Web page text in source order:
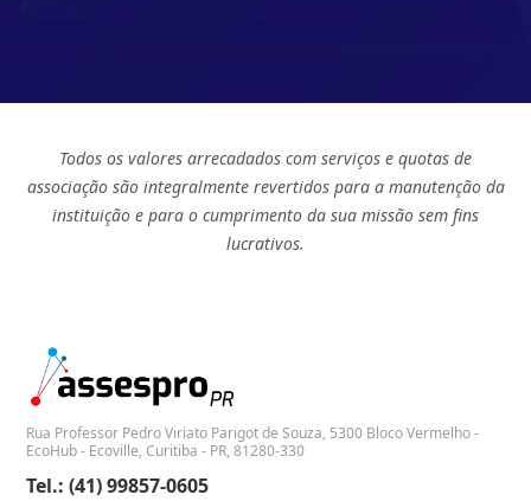
Todos os valores arrecadados com serviços e quotas de
associação são integralmente revertidos para a manutenção da
instituição e para o cumprimento da sua missão sem fins
lucrativos.
Rua Professor Pedro Viriato Parigot de Souza, 5300 Bloco Vermelho -
EcoHub - Ecoville, Curitiba - PR, 81280-330
Tel.: (41) 99857-0605